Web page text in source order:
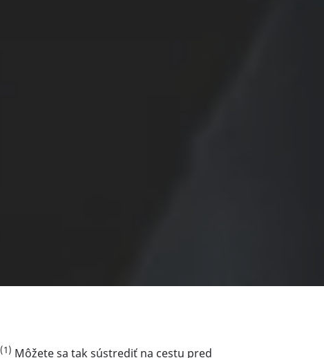
(1) Môžete sa tak sústrediť na cestu pred